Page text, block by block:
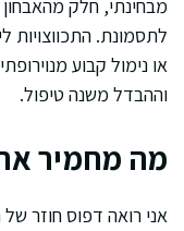
מבחינתי, חלק
לתסמונת. התכווצויות
או נימול קבוע
וההבדל משנה טיפול.
מה מחמיר את
אני רואה דפוס חוזר